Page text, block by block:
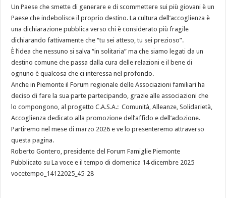
Un Paese che smette di generare e di scommettere sui più giovani è un
Paese che indebolisce il proprio destino. La cultura dell’accoglienza è
una dichiarazione pubblica verso chi è considerato più fragile
dichiarando fattivamente che “tu sei atteso, tu sei prezioso”.
È l’idea che nessuno si salva “in solitaria” ma che siamo legati da un
destino comune che passa dalla cura delle relazioni e il bene di
ognuno è qualcosa che ci interessa nel profondo.
Anche in Piemonte il Forum regionale delle Associazioni familiari ha
deciso di fare la sua parte partecipando, grazie alle associazioni che
lo compongono, al progetto C.A.S.A.: Comunità, Alleanze, Solidarietà,
Accoglienza dedicato alla promozione dell’affido e dell’adozione.
Partiremo nel mese di marzo 2026 e ve lo presenteremo attraverso
questa pagina.
Roberto Gontero, presidente del Forum Famiglie Piemonte
Pubblicato su La voce e il tempo di domenica 14 dicembre 2025
vocetempo_14122025_45-28